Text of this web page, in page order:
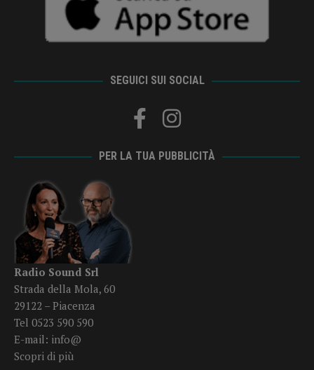
SEGUICI SUI SOCIAL
PER LA TUA PUBBLICITÀ
Radio Sound Srl
Strada della Mola, 60
29122 – Piacenza
Tel 0523 590 590
E-mail: info@
Scopri di più